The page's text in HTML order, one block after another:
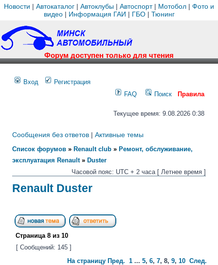
Новости | Автокаталог | Автоклубы | Автоспорт| Мотобол | Фото и
видео| Информация ГАИ | ГБО| Тюнинг
Форум доступен только для чтения
Вход
Регистрация
FAQ
Поиск Правила
Текущее время: 9.08.2026 0:38
Сообщения без ответов | Активные темы
Список форумов » Renault club » Ремонт, обслуживание,
эксплуатация Renault» Duster
Часовой пояс: UTC + 2 часа [ Летнее время ]
Renault Duster
Страница 8 из 10
[ Сообщений: 145 ]
На страницу Пред. 1 ... 5, 6, 7, 8, 9, 10 След.